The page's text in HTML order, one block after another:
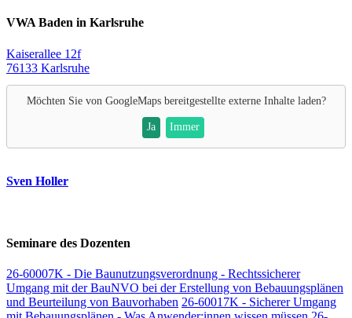
VWA Baden in Karlsruhe
Kaiserallee 12f
76133 Karlsruhe
Möchten Sie von GoogleMapsbereitgestellte externe Inhalte laden?
Ja Immer
Sven Holler
Seminare des Dozenten
26-60007K - Die Baunutzungsverordnung - Rechtssicherer
Umgang mit der BauNVO bei der Erstellung von Bebauungsplänen
und Beurteilung von Bauvorhaben 26-60017K - Sicherer Umgang